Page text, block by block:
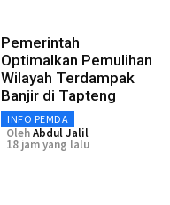
Pemerintah
Optimalkan Pemulihan
Wilayah Terdampak
Banjir di Tapteng
INFO PEMDA
OlehAbdul Jalil
18 jam yang lalu